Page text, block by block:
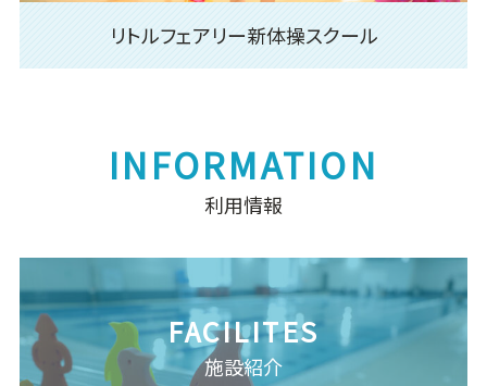
リトルフェアリー新体操スクール
利用情報
施設紹介